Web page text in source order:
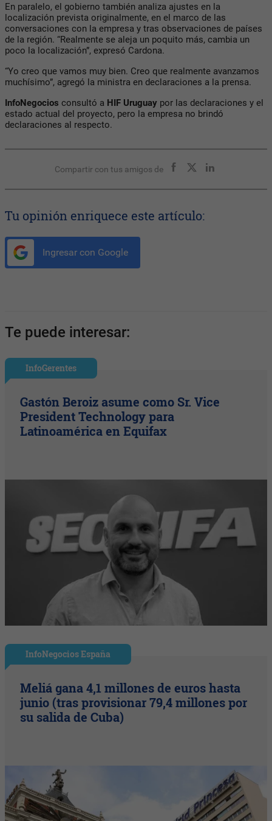
En paralelo, el gobierno también analiza ajustes en la
localización prevista originalmente, en el marco de las
conversaciones con la empresa y tras observaciones de países
de la región. “Realmente se aleja un poquito más, cambia un
poco la localización”, expresó Cardona.
“Yo creo que vamos muy bien. Creo que realmente avanzamos
muchísimo”, agregó la ministra en declaraciones a la prensa.
InfoNegocios consultó a HIF Uruguay por las declaraciones y el
estado actual del proyecto, pero la empresa no brindó
declaraciones al respecto.
Compartir con tus amigos de
Tu opinión enriquece este artículo:
Ingresar con Google
Te puede interesar:
InfoGerentes
Gastón Beroiz asume como Sr. Vice
President Technology para
Latinoamérica en Equifax
InfoNegocios España
Meliá gana 4,1 millones de euros hasta
junio (tras provisionar 79,4 millones por
su salida de Cuba)